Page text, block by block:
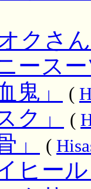
クさん
ース
鬼」
(
ク」 (
」 (
ヒー